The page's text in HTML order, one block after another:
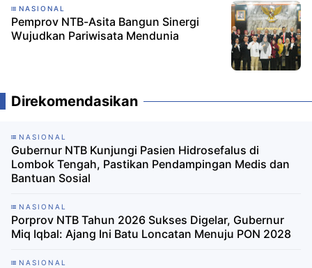
NASIONAL
Pemprov NTB-Asita Bangun Sinergi
Wujudkan Pariwisata Mendunia
Direkomendasikan
NASIONAL
Gubernur NTB Kunjungi Pasien Hidrosefalus di
Lombok Tengah, Pastikan Pendampingan Medis dan
Bantuan Sosial
NASIONAL
Porprov NTB Tahun 2026 Sukses Digelar, Gubernur
Miq Iqbal: Ajang Ini Batu Loncatan Menuju PON 2028
NASIONAL